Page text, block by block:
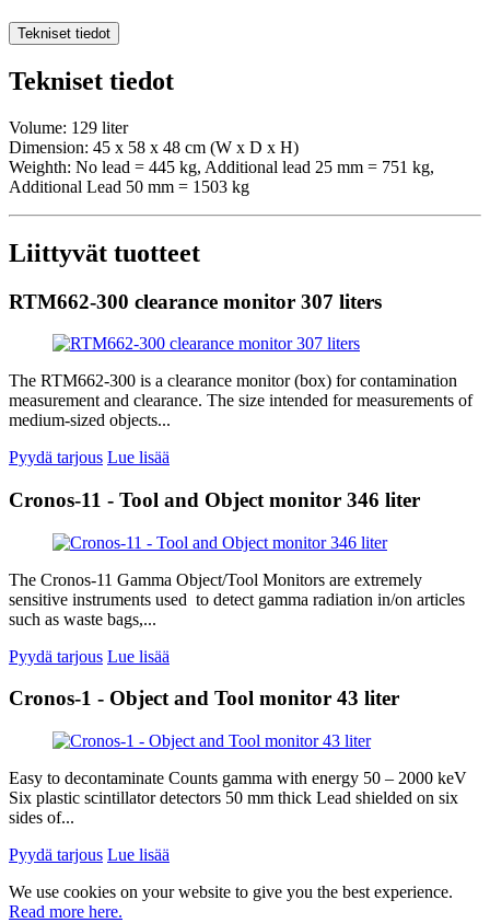
Tekniset tiedot
Tekniset tiedot
Volume: 129 liter
Dimension: 45 x 58 x 48 cm (W x D x H)
Weighth: No lead = 445 kg, Additional lead 25 mm = 751 kg,
Additional Lead 50 mm = 1503 kg
Liittyvät tuotteet
RTM662-300 clearance monitor 307 liters
The RTM662-300 is a clearance monitor (box) for contamination
measurement and clearance. The size intended for measurements of
medium-sized objects...
Pyydä tarjous Lue lisää
Cronos-11 - Tool and Object monitor 346 liter
The Cronos-11 Gamma Object/Tool Monitors are extremely
sensitive instruments used to detect gamma radiation in/on articles
such as waste bags,...
Pyydä tarjous Lue lisää
Cronos-1 - Object and Tool monitor 43 liter
Easy to decontaminate Counts gamma with energy 50 – 2000 keV
Six plastic scintillator detectors 50 mm thick Lead shielded on six
sides of...
Pyydä tarjous Lue lisää
We use cookies on your website to give you the best experience.
Read more here.